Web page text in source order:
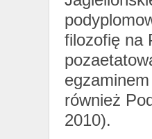
filozofię na
również
2010).